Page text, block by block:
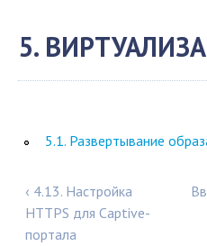
5.
5.1. Развертывание
‹ 4.13. Настройка
HTTPS для Captive-
портала